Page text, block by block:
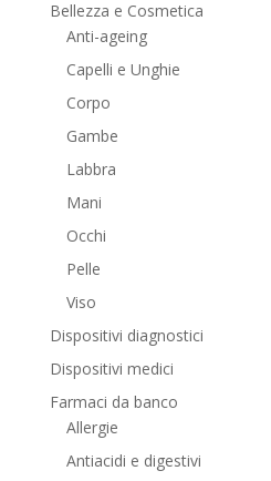
Bellezza e Cosmetica
Anti-ageing
Capelli e Unghie
Corpo
Gambe
Labbra
Mani
Occhi
Pelle
Viso
Dispositivi diagnostici
Dispositivi medici
Farmaci da banco
Allergie
Antiacidi e digestivi